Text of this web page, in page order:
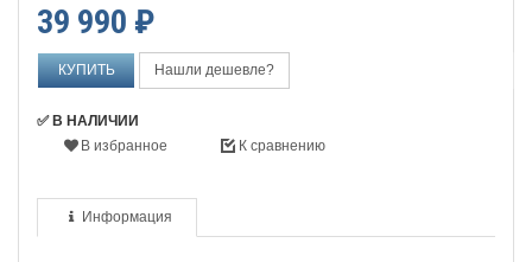
39 990 ₽
Нашли дешевле?
✅ В НАЛИЧИИ
В избранное
К сравнению
Информация